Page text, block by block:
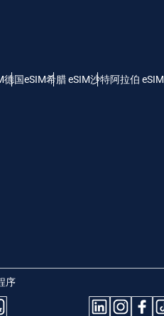
德国eSIM希腊 eSIM沙特阿拉伯 eSIM
序